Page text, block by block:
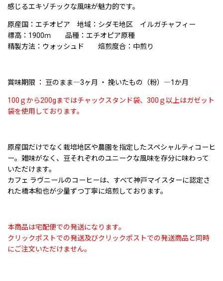
感じるエキゾチックな風味が魅力的です。
原産国：エチオピア 地域：シダモ地区 イルガチャフィー
標高：1900ｍ 品種：エチオピア原種
精製方法：ウォッシュド 焙煎度合：中煎り
賞味期限 ： 豆のまま―3ヶ月 ・ 挽いたもの（粉）―1か月
100ｇから200gまではチャックスタンド袋、300ｇ以上はガゼット
袋を使用しております。
原産国だけでなく栽培地区や農園を指定したスペシャルティコーヒ
ー。雑味がなく、豆それぞれのユニークな風味を存分に味わって
いただけます。
カフェ ラヴニールのコーヒーは、すべて神戸マイスターに認定さ
れた橋本和也が少量ずつ丁寧に焙煎しております。
本商品は宅配便での発送になります。
クリックポストでの発送及びクリックポストでの発送商品と同時
にご注文いただけません。